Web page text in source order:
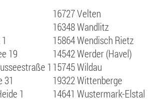
16727 Velten
16348 Wandlitz
15864 Wendisch Rietz
19 14542 Werder (Havel)
1 15745 Wildau
31 19322 Wittenberge
1 14641 Wustermark-Elstal